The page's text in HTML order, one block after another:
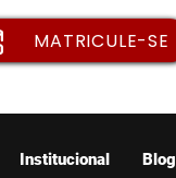
MATRICULE-SE
Institucional Blog